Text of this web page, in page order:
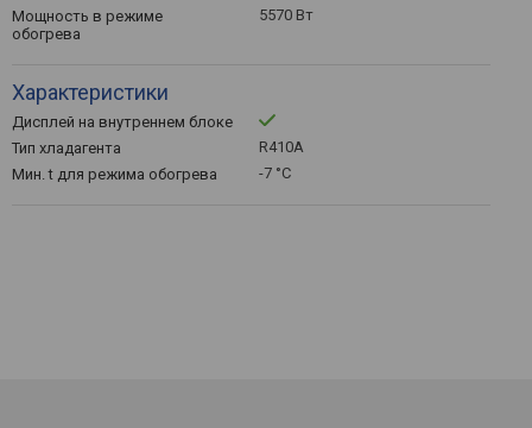
Мощность в режиме
обогрева
5570 Вт
Характеристики
Дисплей на внутреннем блоке
Тип хладагента
R410А
Мин. t для режима обогрева
-7 °C